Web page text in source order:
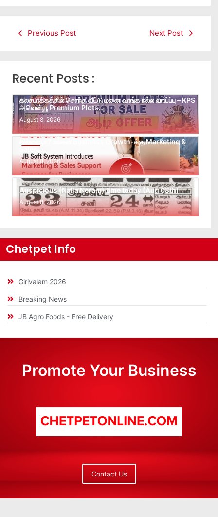
Previous Post Next Post
Recent Posts :
கலசபாக்கத்தில் சொந்த வீட்டு மனை வாங்க நல்ல வாய்ப்பு – KPS
அவென்யூ Premium Plots…
August 8, 2026
Leads கிடைக்கவில்லையா? Follow-up செய்ய Team
இல்லையா? உங்கள் Business Growth-க்கு Marketing &
Sales…
August 8, 2026
Auspicious (Nalla Neram) time today (Aug 08th)
August 8, 2026
Chetpet Info
Girivalam 2026
Breaking News
JB Agro Foods - Free Delivery
Promote Your Business
Contact Us